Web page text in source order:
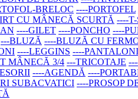
BRELOC ----PORTOFEL
CU MÂNECĂ SCURTĂ ----
----GILET ----PONCHO ----
---BLUZĂ ----BLUZĂ CU
----LEGGINS ----PANTALONI
MÂNECĂ 3/4 ---TRICOTAJE
----AGENDĂ ----
SUBACVATICI ----PROSOP